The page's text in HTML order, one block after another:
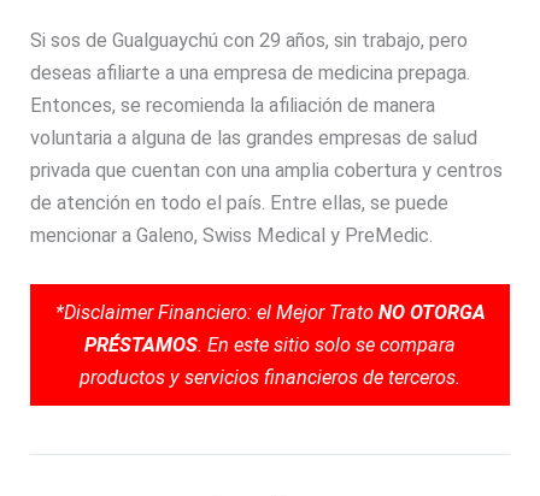
Si sos de Gualguaychú con 29 años, sin trabajo, pero
deseas afiliarte a una empresa de medicina prepaga.
Entonces, se recomienda la afiliación de manera
voluntaria a alguna de las grandes empresas de salud
privada que cuentan con una amplia cobertura y centros
de atención en todo el país. Entre ellas, se puede
mencionar a Galeno, Swiss Medical y PreMedic.
*Disclaimer Financiero: el Mejor Trato NO OTORGA
PRÉSTAMOS. En este sitio solo se compara
productos y servicios financieros de terceros.